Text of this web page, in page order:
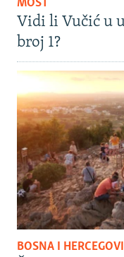
MOST
Vidi li Vučić u
broj 1?
BOSNA I